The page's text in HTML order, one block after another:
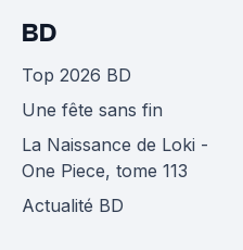
BD
Top 2026 BD
Une fête sans fin
La Naissance de Loki -
One Piece, tome 113
Actualité BD